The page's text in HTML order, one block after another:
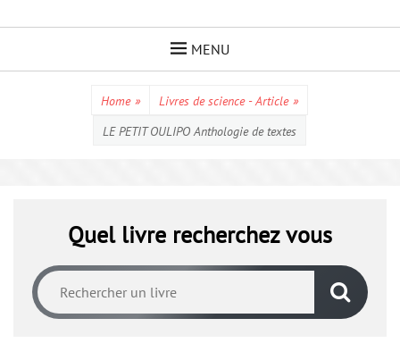
MENU
Home » Livres de science - Article »
LE PETIT OULIPO Anthologie de textes
Quel livre recherchez vous